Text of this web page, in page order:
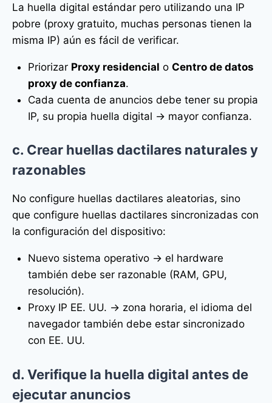
La huella digital estándar pero utilizando una IP
pobre (proxy gratuito, muchas personas tienen la
misma IP) aún es fácil de verificar.
Priorizar Proxy residencial o Centro de datos
proxy de confianza.
Cada cuenta de anuncios debe tener su propia
IP, su propia huella digital → mayor confianza.
c. Crear huellas dactilares naturales y
razonables
No configure huellas dactilares aleatorias, sino
que configure huellas dactilares sincronizadas con
la configuración del dispositivo:
Nuevo sistema operativo → el hardware
también debe ser razonable (RAM, GPU,
resolución).
Proxy IP EE. UU. → zona horaria, el idioma del
navegador también debe estar sincronizado
con EE. UU.
d. Verifique la huella digital antes de
ejecutar anuncios